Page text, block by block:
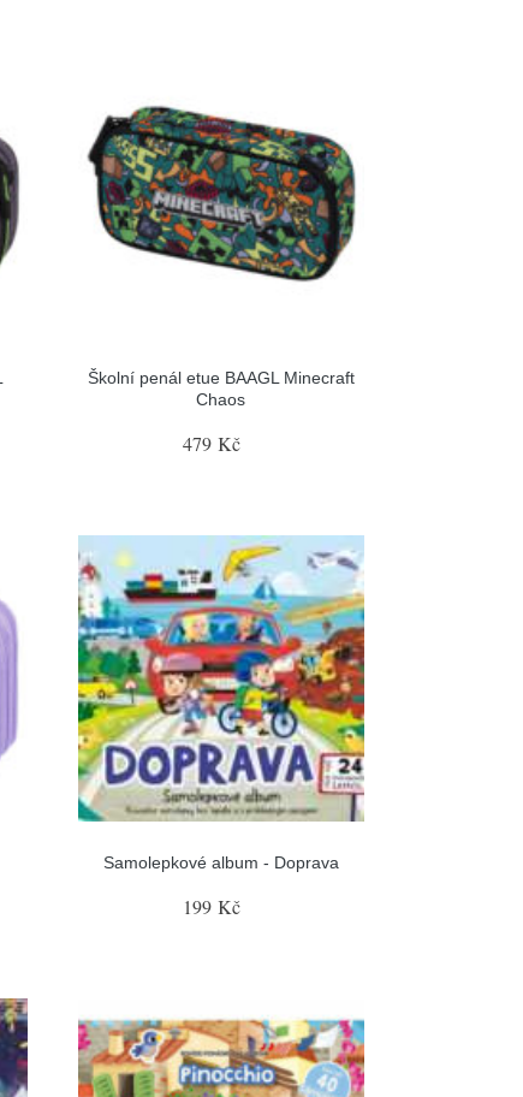
Školní penál etue BAAGL Minecraft
Chaos
479 Kč
Samolepkové album - Doprava
199 Kč